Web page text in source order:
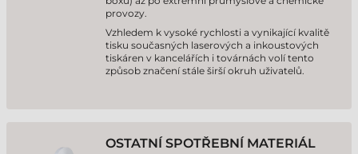
provozy.
Vzhledem k vysoké rychlosti a vynikající kvalitě
tisku současných laserových a inkoustových
tiskáren v kancelářích i továrnách volí tento
způsob značení stále širší okruh uživatelů.
OSTATNÍ SPOTŘEBNÍ MATERIÁL